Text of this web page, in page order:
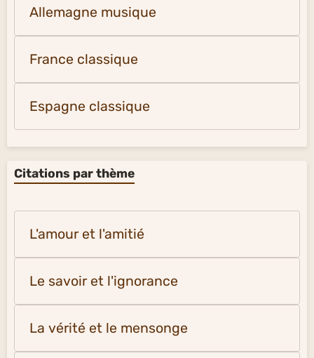
Allemagne musique
France classique
Espagne classique
Citations par thème
L'amour et l'amitié
Le savoir et l'ignorance
La vérité et le mensonge